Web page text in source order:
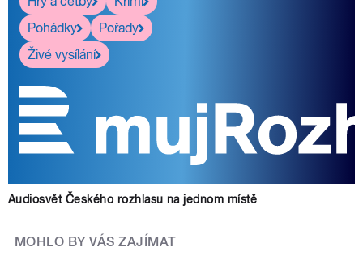
Pohádky
Pořady
Živé vysílání
Audiosvět Českého rozhlasu na jednom místě
MOHLO BY VÁS ZAJÍMAT